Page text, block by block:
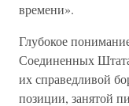
времени».
Глубокое
Соединенных
их справедливой
позиции, занятой